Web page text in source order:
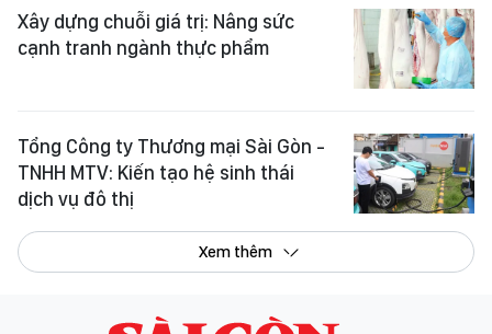
Xây dựng chuỗi giá trị: Nâng sức
cạnh tranh ngành thực phẩm
Tổng Công ty Thương mại Sài Gòn -
TNHH MTV: Kiến tạo hệ sinh thái
dịch vụ đô thị
Xem thêm